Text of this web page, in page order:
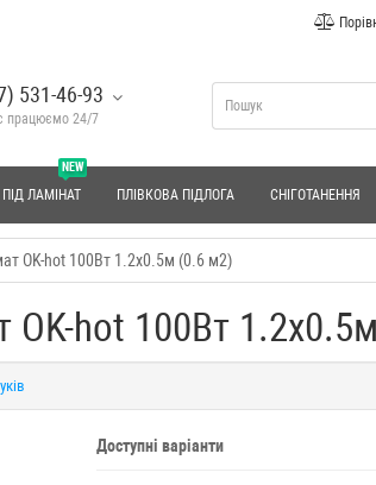
531-46-93
працюємо 24/7
NEW
ПІД ЛАМІНАТ ПЛІВКОВА ПІДЛОГА СНІГОТАНЕННЯ
OK-hot 100Вт 1.2x0.5м (0.6 м2)
OK-hot 100Вт
Доступні варіанти